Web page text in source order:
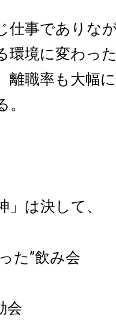
仕事でありな
環境に変わっ
離職率も大幅
は決して、
た”飲み会
会